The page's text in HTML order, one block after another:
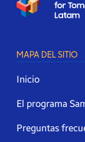
MAPA DEL SITIO
Inicio
El programa
Preguntas